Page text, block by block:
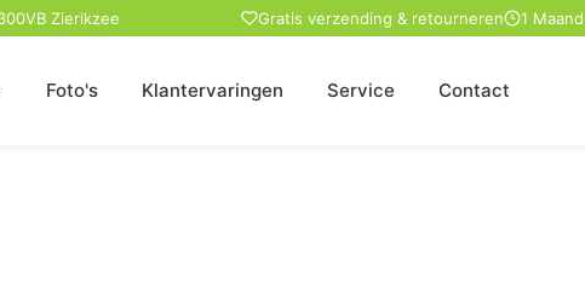
Zierikzee Gratis verzending & retourneren 1
Foto's Klantervaringen Service Contact